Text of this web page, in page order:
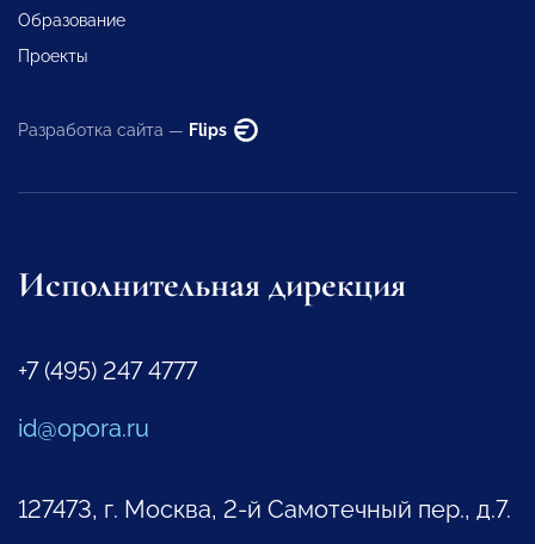
Образование
Проекты
Разработка сайта — Flips
Исполнительная дирекция
+7 (495) 247 4777
id@opora.ru
127473, г. Москва, 2-й Самотечный пер., д.7.